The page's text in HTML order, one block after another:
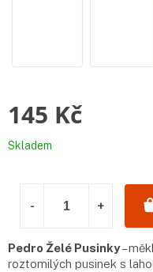
145 Kč
Měrná
Skladem
Pedro Želé Pusinky–
roztomilých pusinek s